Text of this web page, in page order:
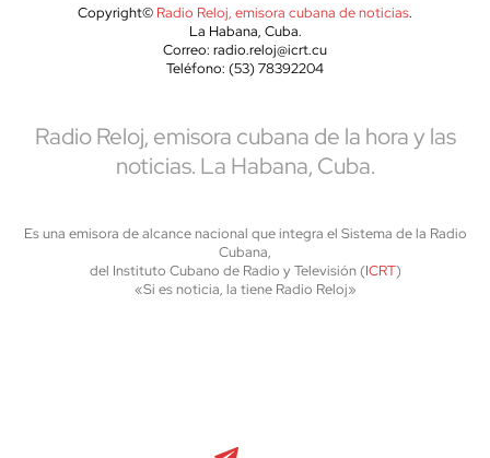
Copyright© Radio Reloj, emisora cubana de noticias.
La Habana, Cuba.
Correo: radio.reloj@icrt.cu
Teléfono: (53) 78392204
Radio Reloj, emisora cubana de la hora y las
noticias. La Habana, Cuba.
Es una emisora de alcance nacional que integra el Sistema de la Radio
Cubana,
del Instituto Cubano de Radio y Televisión (ICRT)
«Si es noticia, la tiene Radio Reloj»